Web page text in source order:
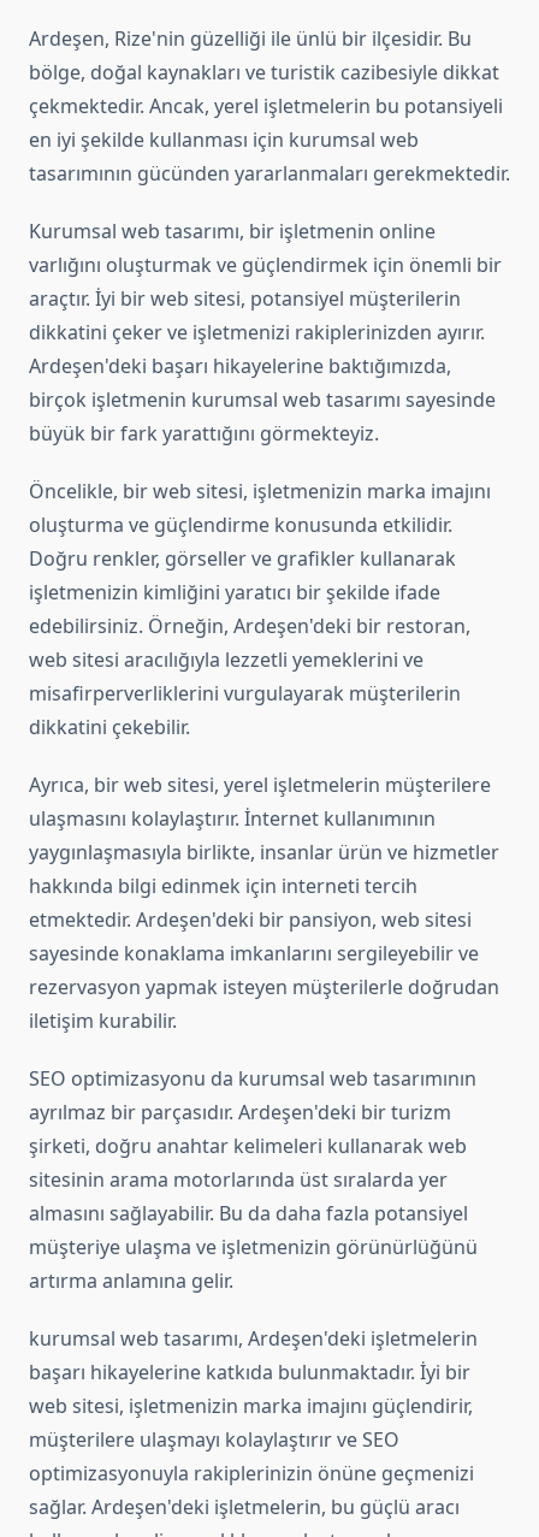
Ardeşen, Rize'nin güzelliği ile ünlü bir ilçesidir. Bu
bölge, doğal kaynakları ve turistik cazibesiyle dikkat
çekmektedir. Ancak, yerel işletmelerin bu potansiyeli
en iyi şekilde kullanması için kurumsal web
tasarımının gücünden yararlanmaları gerekmektedir.
Kurumsal web tasarımı, bir işletmenin online
varlığını oluşturmak ve güçlendirmek için önemli bir
araçtır. İyi bir web sitesi, potansiyel müşterilerin
dikkatini çeker ve işletmenizi rakiplerinizden ayırır.
Ardeşen'deki başarı hikayelerine baktığımızda,
birçok işletmenin kurumsal web tasarımı sayesinde
büyük bir fark yarattığını görmekteyiz.
Öncelikle, bir web sitesi, işletmenizin marka imajını
oluşturma ve güçlendirme konusunda etkilidir.
Doğru renkler, görseller ve grafikler kullanarak
işletmenizin kimliğini yaratıcı bir şekilde ifade
edebilirsiniz. Örneğin, Ardeşen'deki bir restoran,
web sitesi aracılığıyla lezzetli yemeklerini ve
misafirperverliklerini vurgulayarak müşterilerin
dikkatini çekebilir.
Ayrıca, bir web sitesi, yerel işletmelerin müşterilere
ulaşmasını kolaylaştırır. İnternet kullanımının
yaygınlaşmasıyla birlikte, insanlar ürün ve hizmetler
hakkında bilgi edinmek için interneti tercih
etmektedir. Ardeşen'deki bir pansiyon, web sitesi
sayesinde konaklama imkanlarını sergileyebilir ve
rezervasyon yapmak isteyen müşterilerle doğrudan
iletişim kurabilir.
SEO optimizasyonu da kurumsal web tasarımının
ayrılmaz bir parçasıdır. Ardeşen'deki bir turizm
şirketi, doğru anahtar kelimeleri kullanarak web
sitesinin arama motorlarında üst sıralarda yer
almasını sağlayabilir. Bu da daha fazla potansiyel
müşteriye ulaşma ve işletmenizin görünürlüğünü
artırma anlamına gelir.
kurumsal web tasarımı, Ardeşen'deki işletmelerin
başarı hikayelerine katkıda bulunmaktadır. İyi bir
web sitesi, işletmenizin marka imajını güçlendirir,
müşterilere ulaşmayı kolaylaştırır ve SEO
optimizasyonuyla rakiplerinizin önüne geçmenizi
sağlar. Ardeşen'deki işletmelerin, bu güçlü aracı